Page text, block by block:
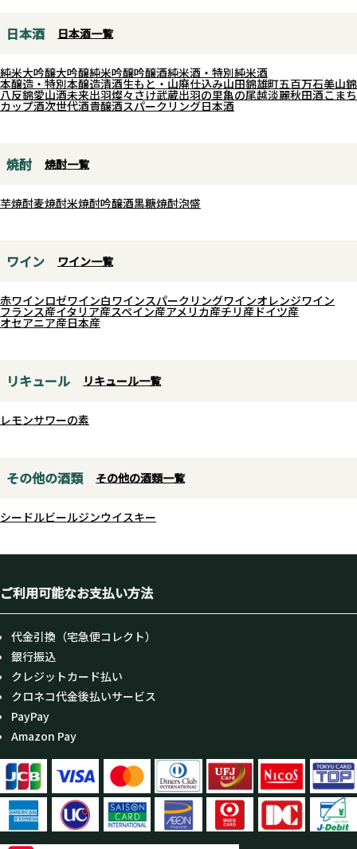
で、清涼感と奥行きをあわせ持つ
江戸返りの思想と自然が醸す、ナ
チュラルで芳醇な1本に仕上がっ
ております。
の事で口当たりスッキリ、米の旨
味と一緒に勢いある酸が駆け抜け
わいです。
う！)」はイギリスのアシッドジャ
ズ「インコグニート」のTalkin’
日本酒 日本酒一覧
純米大吟醸大吟醸純米吟醸吟醸酒純米酒・特別純米酒
本醸造・特別本醸造清酒生もと・山廃仕込み山田錦雄町五百万石美山錦
八反錦愛山酒未来出羽燦々 さけ武蔵出羽の里亀の尾越淡麗秋田酒こまち
カップ酒次世代酒貴醸酒スパークリング日本酒
焼酎 焼酎一覧
芋焼酎麦焼酎米焼酎吟醸酒黒糖焼酎泡盛
ワイン ワイン一覧
赤ワインロゼワイン白ワインスパークリングワインオレンジワイン
フランス産イタリア産スペイン産アメリカ産チリ産 ドイツ産
オセアニア産日本産
リキュール リキュール一覧
レモンサワーの素
その他の酒類 その他の酒類一覧
シードルビールジンウイスキー
ご利用可能なお支払い方法
代金引換（宅急便コレクト）
銀行振込
クレジットカード払い
クロネコ代金後払いサービス
PayPay
Amazon Pay